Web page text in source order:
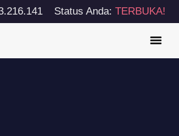
Status Anda: TERBUKA!